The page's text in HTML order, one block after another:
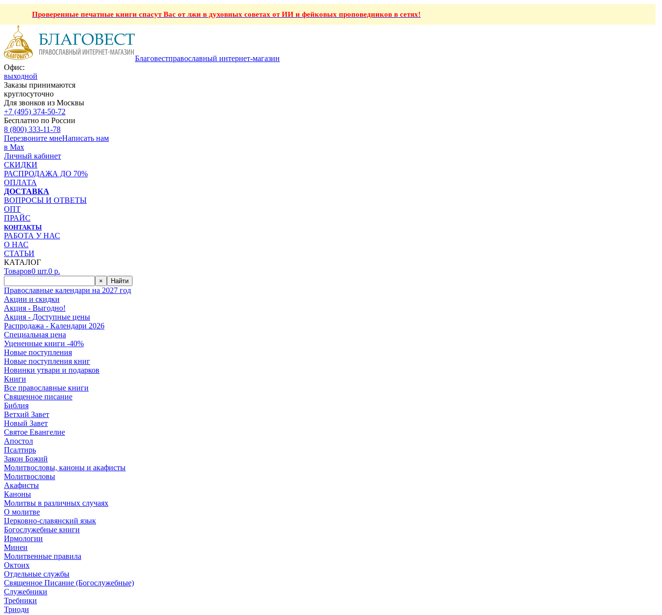
Проверенные печатные книги спасут Вас от лжи в духовных советах от ИИ и фейковых проповедников в сетях!
Благовестправославный интернет-магазин
Офис:
выходной
Заказы принимаются
круглосуточно
Для звонков из Москвы
+7 (495) 374-50-72
Бесплатно по России
8 (800) 333-11-78
Перезвоните мнеНаписать нам
в Max
Личный кабинет
СКИДКИ
РАСПРОДАЖА ДО 70%
ОПЛАТА
ДОСТАВКА
ВОПРОСЫ И ОТВЕТЫ
ОПТ
ПРАЙС
КОНТАКТЫ
РАБОТА У НАС
О НАС
СТАТЬИ
КАТАЛОГ
Товаров0 шт.0 р.
× Найти
Православные календари на 2027 год
Акции и скидки
Акция - Выгодно!
Акция - Доступные цены
Распродажа - Календари 2026
Специальная цена
Уцененные книги -40%
Новые поступления
Новые поступления книг
Новинки утвари и подарков
Книги
Все православные книги
Священное писание
Библия
Ветхий Завет
Новый Завет
Святое Евангелие
Апостол
Псалтирь
Закон Божий
Молитвословы, каноны и акафисты
Молитвословы
Акафисты
Каноны
Молитвы в различных случаях
О молитве
Церковно-славянский язык
Богослужебные книги
Ирмологии
Минеи
Молитвенные правила
Октоих
Отдельные службы
Священное Писание (Богослужебные)
Служебники
Требники
Триоди